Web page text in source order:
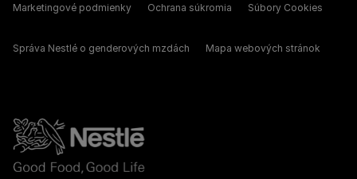
Marketingové podmienky Ochrana súkromia Súbory Cookies
Správa Nestlé o genderových mzdách Mapa webových stránok